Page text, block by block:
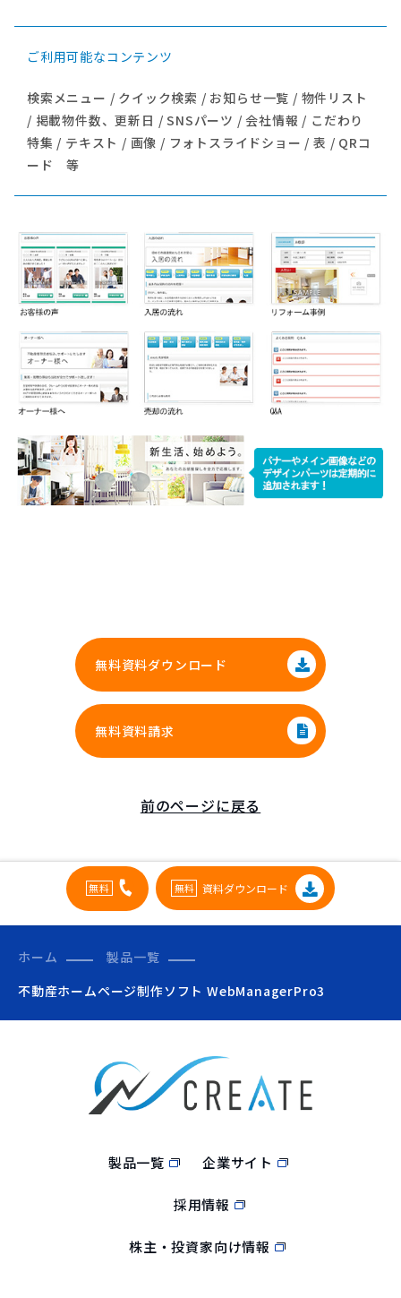
ご利用可能なコンテンツ
検索メニュー / クイック検索 / お知らせ一覧 / 物件リスト
/ 掲載物件数、更新日 / SNSパーツ / 会社情報 / こだわり
特集 / テキスト / 画像 / フォトスライドショー / 表 / QRコ
ード 等
無料資料ダウンロード
無料資料請求
前のページに戻る
資料ダウンロード
ホーム
製品一覧
不動産ホームページ制作ソフト WebManagerPro3
製品一覧 企業サイト
採用情報
株主・投資家向け情報